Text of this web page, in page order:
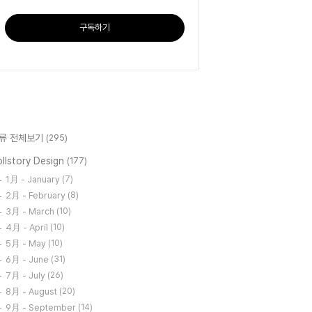
구독하기
전체보기 (295)
Design (177)
1月 - January (7)
2月 - February (8)
3月 - March (10)
4月 - April (10)
5月 - May (10)
6月 - June (31)
7月 - July (26)
8月 - August (20)
9月 - September (14)